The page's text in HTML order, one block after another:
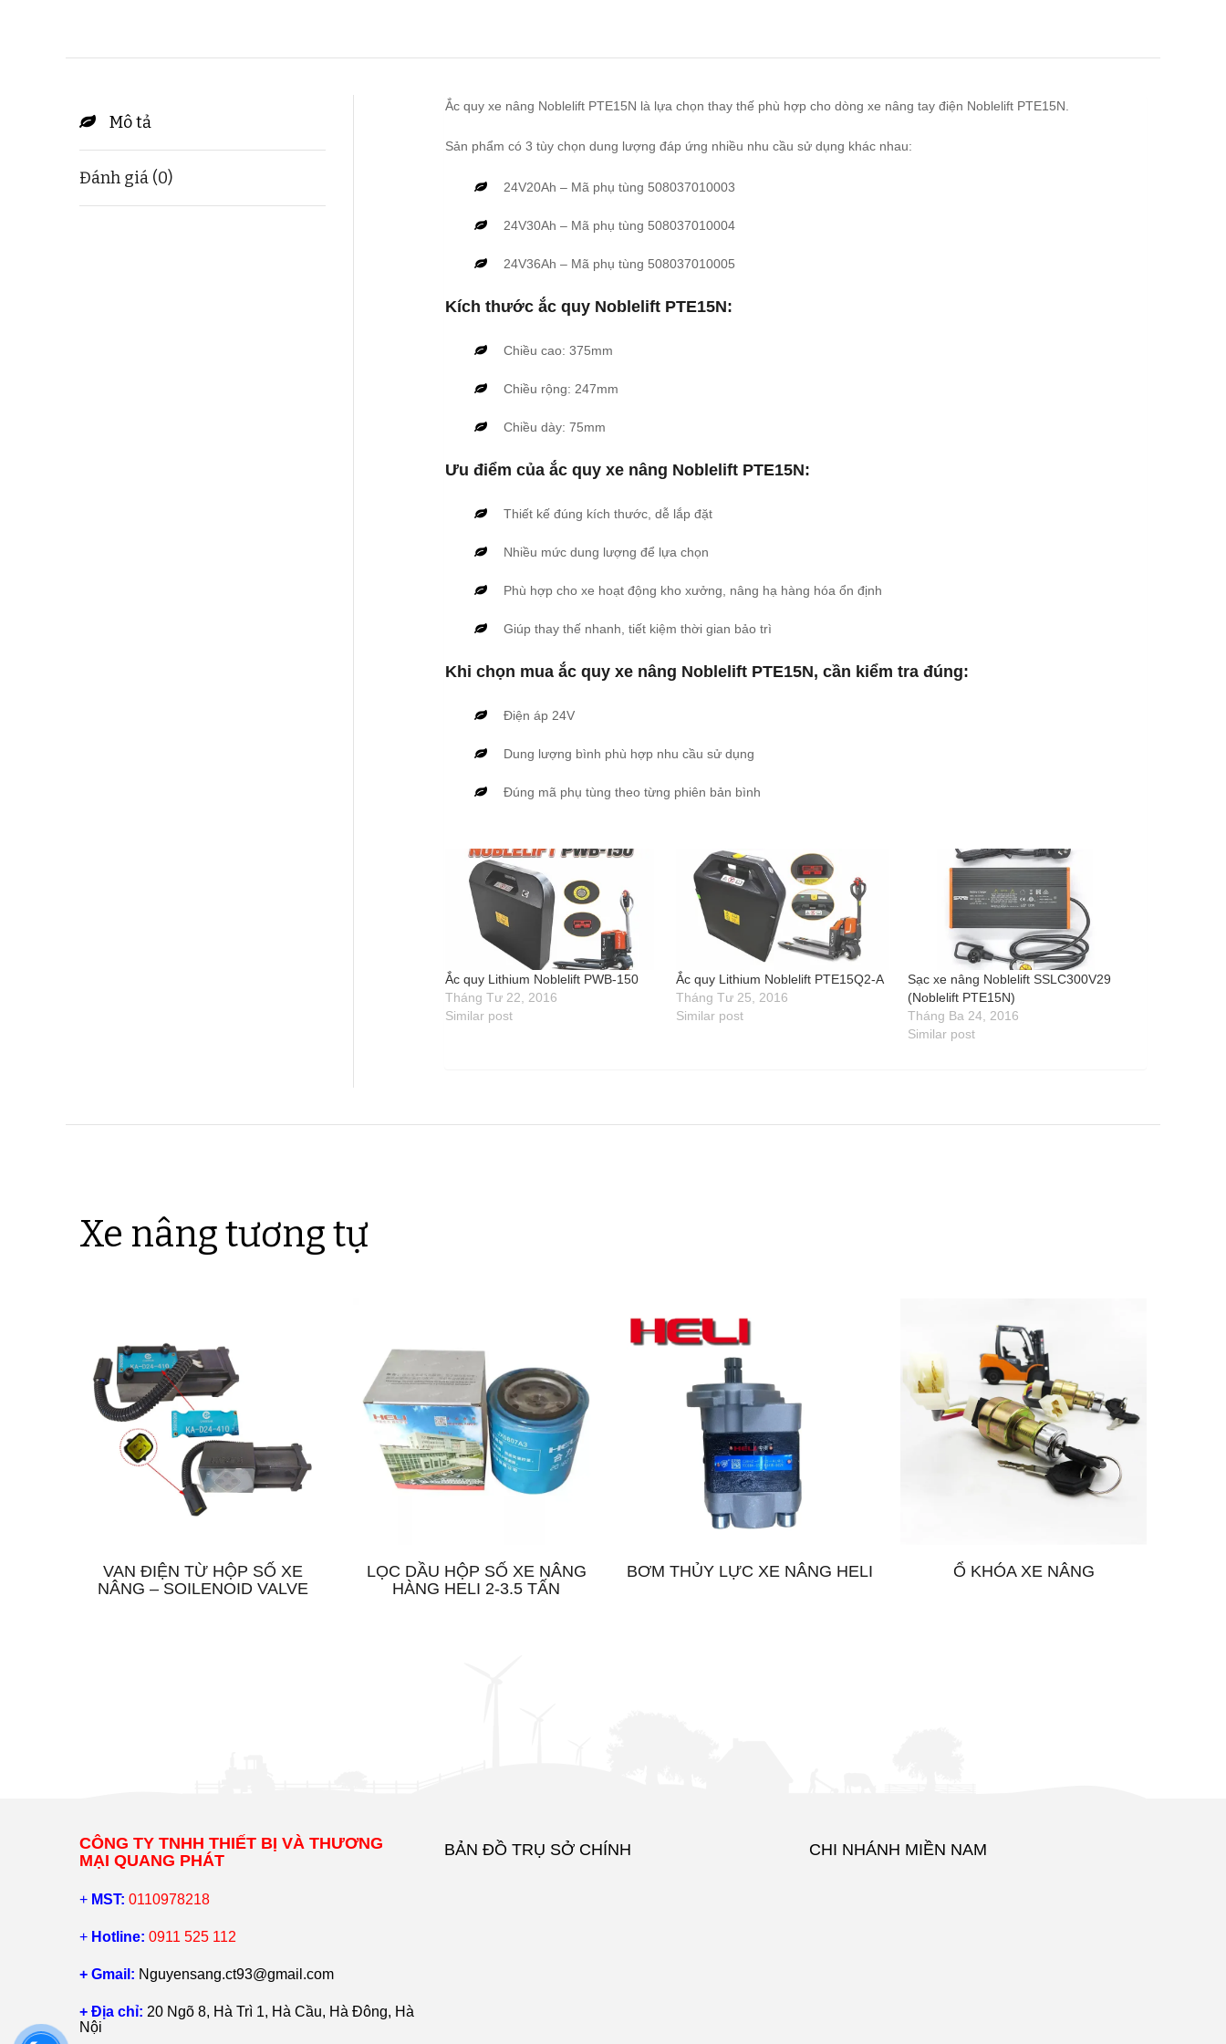
Mô tả
Đánh giá (0)
Ắc quy xe nâng Noblelift PTE15N là lựa chọn thay thế phù hợp cho dòng xe nâng tay điện Noblelift PTE15N.
Sản phẩm có 3 tùy chọn dung lượng đáp ứng nhiều nhu cầu sử dụng khác nhau:
24V20Ah – Mã phụ tùng 508037010003
24V30Ah – Mã phụ tùng 508037010004
24V36Ah – Mã phụ tùng 508037010005
Kích thước ắc quy Noblelift PTE15N:
Chiều cao: 375mm
Chiều rộng: 247mm
Chiều dày: 75mm
Ưu điểm của ắc quy xe nâng Noblelift PTE15N:
Thiết kế đúng kích thước, dễ lắp đặt
Nhiều mức dung lượng để lựa chọn
Phù hợp cho xe hoạt động kho xưởng, nâng hạ hàng hóa ổn định
Giúp thay thế nhanh, tiết kiệm thời gian bảo trì
Khi chọn mua ắc quy xe nâng Noblelift PTE15N, cần kiểm tra đúng:
Điện áp 24V
Dung lượng bình phù hợp nhu cầu sử dụng
Đúng mã phụ tùng theo từng phiên bản bình
Ắc quy Lithium Noblelift PWB-150
Tháng Tư 22, 2016
Similar post
Ắc quy Lithium Noblelift PTE15Q2-A
Tháng Tư 25, 2016
Similar post
Sạc xe nâng Noblelift SSLC300V29
(Noblelift PTE15N)
Tháng Ba 24, 2016
Similar post
Xe nâng tương tự
VAN ĐIỆN TỪ HỘP SỐ XE
NÂNG – SOILENOID VALVE
LỌC DẦU HỘP SỐ XE NÂNG
HÀNG HELI 2-3.5 TẤN
BƠM THỦY LỰC XE NÂNG HELI Ổ KHÓA XE NÂNG
CÔNG TY TNHH THIẾT BỊ VÀ THƯƠNG
MẠI QUANG PHÁT
+ MST: 0110978218
+ Hotline: 0911 525 112
+ Gmail: Nguyensang.ct93@gmail.com
+ Địa chỉ: 20 Ngõ 8, Hà Trì 1, Hà Cầu, Hà Đông, Hà
Nội
BẢN ĐỒ TRỤ SỞ CHÍNH CHI NHÁNH MIỀN NAM